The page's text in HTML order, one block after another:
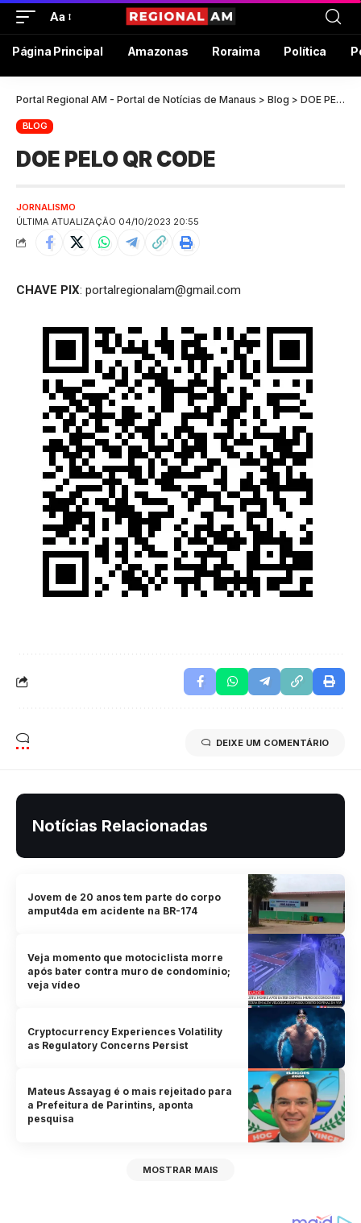
Aa
Página Principal Amazonas Roraima Política
Portal Regional AM - Portal de Notícias de Manaus > Blog > DOE PELO QR CODE
BLOG
DOE PELO QR CODE
ÚLTIMA ATUALIZAÇÃO 04/10/2023 20:55
JORNALISMO
CHAVE PIX: portalregionalam@gmail.com
DEIXE UM COMENTÁRIO
Notícias Relacionadas
Jovem de 20 anos tem parte do corpo
amput4da em acidente na BR-174
Veja momento que motociclista morre
após bater contra muro de condomínio;
veja vídeo
Cryptocurrency Experiences Volatility
as Regulatory Concerns Persist
Mateus Assayag é o mais rejeitado para
a Prefeitura de Parintins, aponta
pesquisa
MOSTRAR MAIS